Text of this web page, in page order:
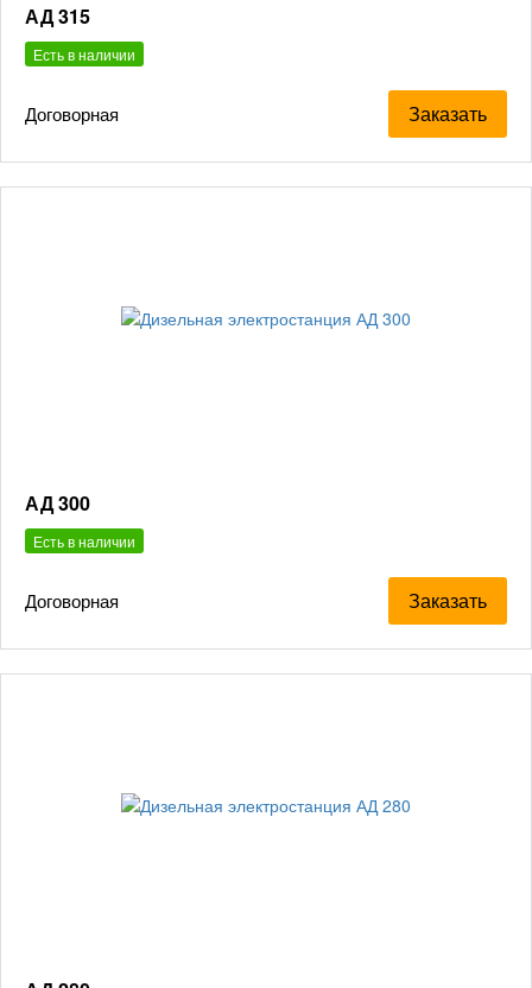
АД 315
Есть в наличии
Договорная Заказать
АД 300
Есть в наличии
Договорная Заказать